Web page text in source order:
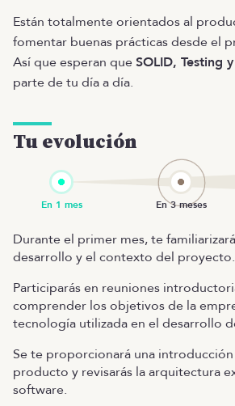
Están totalmente orientados al
fomentar buenas prácticas desde el
Así que esperan queSOLID, Testing
parte de tu día a día.
Tu evolución
Durante el primer mes, te
desarrollo y el contexto del proyecto.
Participarás en reuniones
comprender los objetivos de la
tecnología utilizada en el desarrollo
Se te proporcionará una
producto y revisarás la arquitectura
software.